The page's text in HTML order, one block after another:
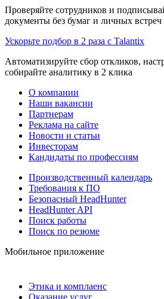
Проверяйте сотрудников и
документы без бумаг и личных встреч
Ускорьте подбор в 2 раза с Talantix
Автоматизируйте сбор откликов,
собирайте аналитику в 2 клика
О компании
Наши вакансии
Партнерам
Реклама на сайте
Новости и статьи
Инвесторам
Кандидаты по профессиям
Производственный календарь
Требования к ПО
Безопасный HeadHunter
HeadHunter API
Поиск работы
Поиск по резюме
Мобильное приложение
Этика и комплаенс
Оказание услуг